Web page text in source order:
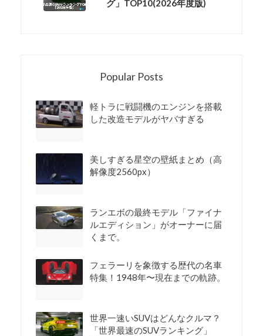
グ」TOP10(2026年度版)
Popular Posts
軽トラに戦闘機のエンジンを搭載
した改造モデルがヤバすぎる
美しすぎる星空の壁紙まとめ（高
解像度2560px）
ランエボの最終モデル「ファイナ
ルエディション」がオーナーに届
くまで。
フェラーリを象徴する歴代の名車
特集！1948年〜現在までの軌跡。
世界一速いSUVはどんなクルマ？
「世界最速のSUVランキング」